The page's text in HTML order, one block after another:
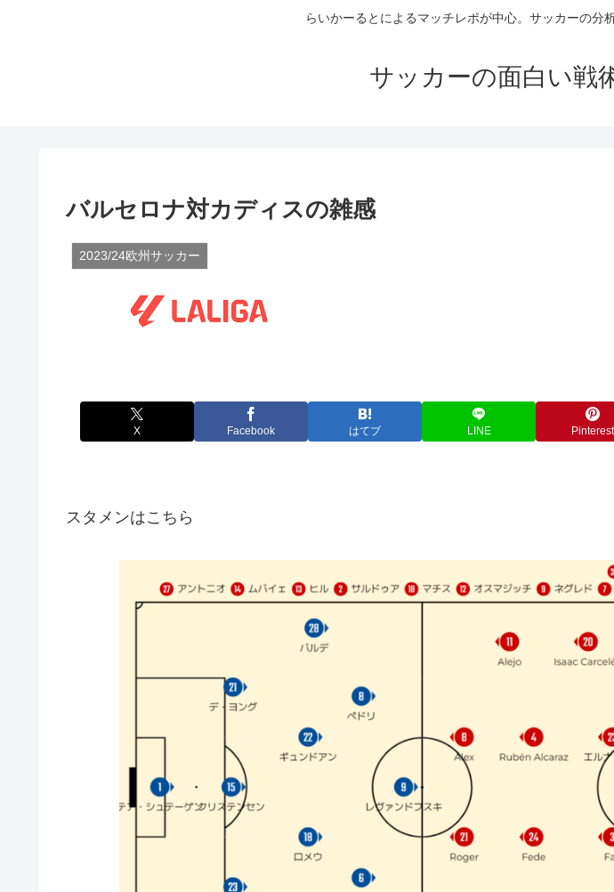
らいかーるとによるマッチレポが中心。サッカーの分
サッカーの面白い戦
バルセロナ対カディスの雑感
2023/24欧州サッカー
X Facebook はてブ LINE Pinterest
スタメンはこちら